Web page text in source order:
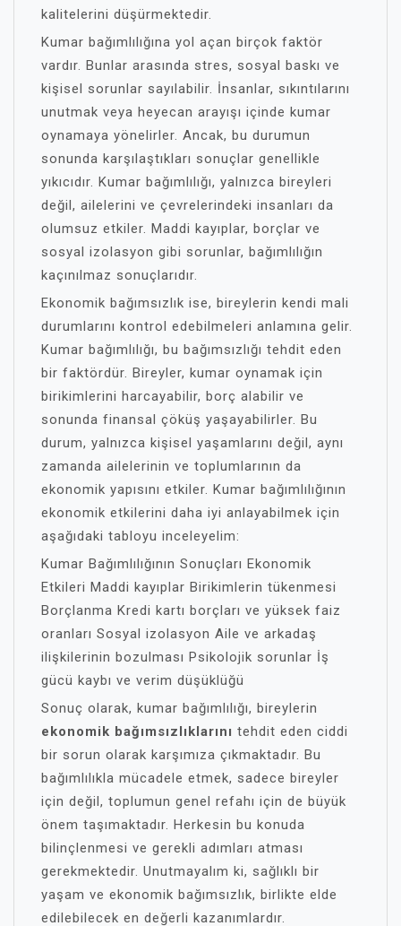
kalitelerini düşürmektedir.
Kumar bağımlılığına yol açan birçok faktör
vardır. Bunlar arasında stres, sosyal baskı ve
kişisel sorunlar sayılabilir. İnsanlar, sıkıntılarını
unutmak veya heyecan arayışı içinde kumar
oynamaya yönelirler. Ancak, bu durumun
sonunda karşılaştıkları sonuçlar genellikle
yıkıcıdır. Kumar bağımlılığı, yalnızca bireyleri
değil, ailelerini ve çevrelerindeki insanları da
olumsuz etkiler. Maddi kayıplar, borçlar ve
sosyal izolasyon gibi sorunlar, bağımlılığın
kaçınılmaz sonuçlarıdır.
Ekonomik bağımsızlık ise, bireylerin kendi mali
durumlarını kontrol edebilmeleri anlamına gelir.
Kumar bağımlılığı, bu bağımsızlığı tehdit eden
bir faktördür. Bireyler, kumar oynamak için
birikimlerini harcayabilir, borç alabilir ve
sonunda finansal çöküş yaşayabilirler. Bu
durum, yalnızca kişisel yaşamlarını değil, aynı
zamanda ailelerinin ve toplumlarının da
ekonomik yapısını etkiler. Kumar bağımlılığının
ekonomik etkilerini daha iyi anlayabilmek için
aşağıdaki tabloyu inceleyelim:
Kumar Bağımlılığının Sonuçları Ekonomik
Etkileri Maddi kayıplar Birikimlerin tükenmesi
Borçlanma Kredi kartı borçları ve yüksek faiz
oranları Sosyal izolasyon Aile ve arkadaş
ilişkilerinin bozulması Psikolojik sorunlar İş
gücü kaybı ve verim düşüklüğü
Sonuç olarak, kumar bağımlılığı, bireylerin
ekonomik bağımsızlıklarını tehdit eden ciddi
bir sorun olarak karşımıza çıkmaktadır. Bu
bağımlılıkla mücadele etmek, sadece bireyler
için değil, toplumun genel refahı için de büyük
önem taşımaktadır. Herkesin bu konuda
bilinçlenmesi ve gerekli adımları atması
gerekmektedir. Unutmayalım ki, sağlıklı bir
yaşam ve ekonomik bağımsızlık, birlikte elde
edilebilecek en değerli kazanımlardır.